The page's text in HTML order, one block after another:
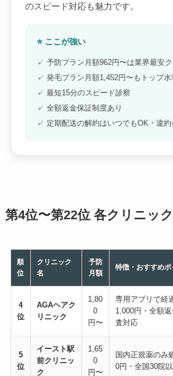
のスピード対応も魅力です。
⭐ ここが強い
✓ 予防プラン月額962円〜は業界最安ク
✓ 発毛プラン月額1,452円〜もトップ水
✓ 最短15分のスピード診察
✓ 全額返金保証制度あり
✓ 定期配送の解約はいつでもOK・違約
第4位〜第22位 各クリニッ
順
位
クリニック
名
予防
月額
特徴・おすすめポ
4
位
AGAヘアク
リニック
1,80
0
円〜
専用アプリで経
1,000円・全額
査対応
5
位
イースト駅
前クリニッ
ク
1,65
0
円〜
国内正規薬のみ
0円・全国30院